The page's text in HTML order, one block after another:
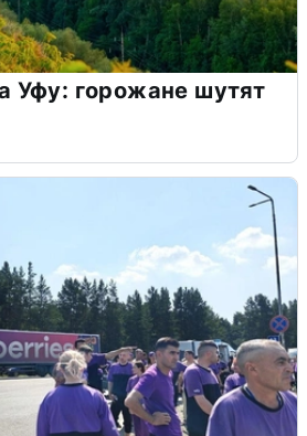
Уфу: горожане шутят